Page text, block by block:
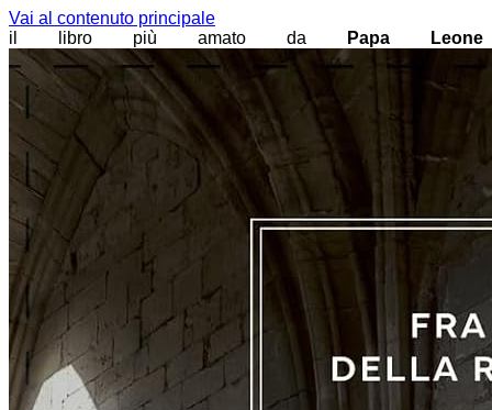
Vai al contenuto principale
il libro più amato da
Papa Leone